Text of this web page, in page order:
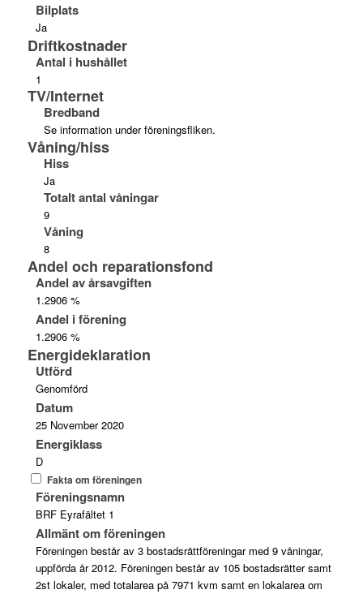
Bilplats
Ja
Driftkostnader
Antal i hushållet
1
TV/Internet
Bredband
Se information under föreningsfliken.
Våning/hiss
Hiss
Ja
Totalt antal våningar
9
Våning
8
Andel och reparationsfond
Andel av årsavgiften
1.2906 %
Andel i förening
1.2906 %
Energideklaration
Utförd
Genomförd
Datum
25 November 2020
Energiklass
D
Fakta om föreningen
Föreningsnamn
BRF Eyrafältet 1
Allmänt om föreningen
Föreningen består av 3 bostadsrättföreningar med 9 våningar,
uppförda år 2012. Föreningen består av 105 bostadsrätter samt
2st lokaler, med totalarea på 7971 kvm samt en lokalarea om